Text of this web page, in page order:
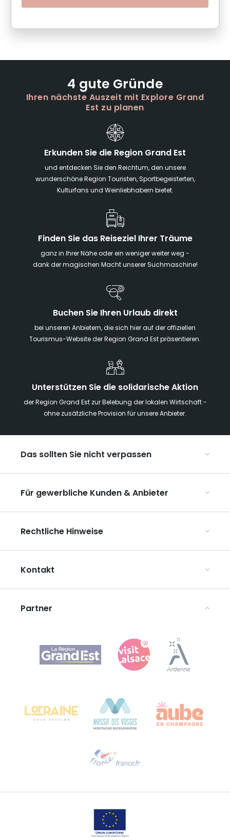
4 gute Gründe
Ihren nächste Auszeit mit Explore Grand
Est zu planen
Erkunden Sie die Region Grand Est
und entdecken Sie den Reichtum, den unsere
wunderschöne Region Touristen, Sportbegeisterten,
Kulturfans und Weinliebhabern bietet.
Finden Sie das Reiseziel Ihrer Träume
ganz in Ihrer Nähe oder ein weniger weiter weg -
dank der magischen Macht unserer Suchmaschine!
Buchen Sie Ihren Urlaub direkt
bei unseren Anbietern, die sich hier auf der offiziellen
Tourismus-Website der Region Grand Est präsentieren.
Unterstützen Sie die solidarische Aktion
der Region Grand Est zur Belebung der lokalen Wirtschaft -
ohne zusätzliche Provision für unsere Anbieter.
Das sollten Sie nicht verpassen
Die Weihnachtsmärkte im Grand Est
Ribeauvillé, zwischen Weinbergen und Bergen
Unsere UNESCO-Welterbestätten
Für gewerbliche Kunden & Anbieter
Organisieren Sie Ihre Gruppenreisen
ART GE kennenlernen
Mediaroom
Rechtliche Hinweise
Datenschutzbestimmungen
Rechtliche Hinweise
Kontakt
Agence Régionale du Tourisme Grand Est
Bureau de Colmar (Hauptverwaltung)
Sprechen Sie uns per E-Mail an
Partner